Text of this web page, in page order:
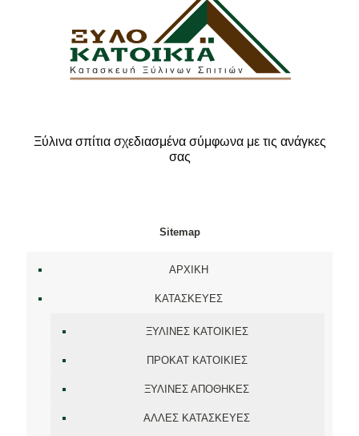
Ξύλινα σπίτια σχεδιασμένα σύμφωνα με τις ανάγκες
σας
Sitemap
ΑΡΧΙΚΗ
ΚΑΤΑΣΚΕΥΕΣ
ΞΥΛΙΝΕΣ ΚΑΤΟΙΚΙΕΣ
ΠΡΟΚΑΤ ΚΑΤΟΙΚΙΕΣ
ΞΥΛΙΝΕΣ ΑΠΟΘΗΚΕΣ
ΑΛΛΕΣ ΚΑΤΑΣΚΕΥΕΣ